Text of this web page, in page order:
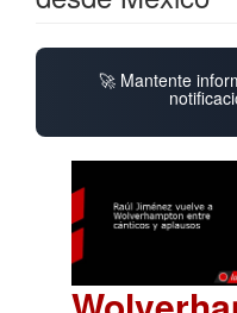
🚀 Mantente